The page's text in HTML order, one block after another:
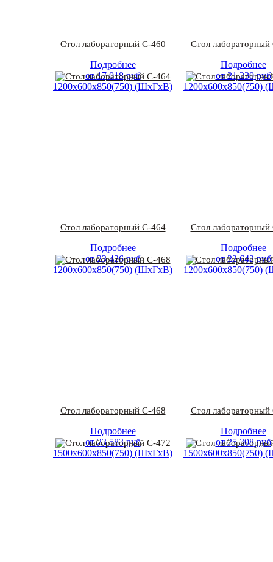
Стол лабораторный С-460
Подробнее
от17 018руб
1200х600х850(750) (ШхГхВ)
Стол лабораторный
Подробнее
от21 230руб
1200х600х850(750)
Стол лабораторный С-464
Подробнее
от23 426руб
1200х600х850(750) (ШхГхВ)
Стол лабораторный
Подробнее
от22 642руб
1200х600х850(750)
Стол лабораторный С-468
Подробнее
от23 583руб
1500х600х850(750) (ШхГхВ)
Стол лабораторный
Подробнее
от25 308руб
1500х600х850(750)